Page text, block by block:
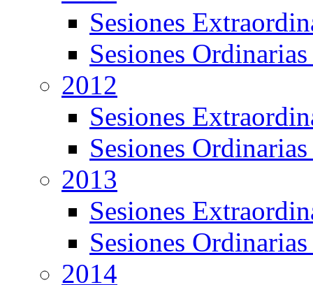
Sesiones
Sesiones
2012
Sesiones
Sesiones
2013
Sesiones
Sesiones
2014